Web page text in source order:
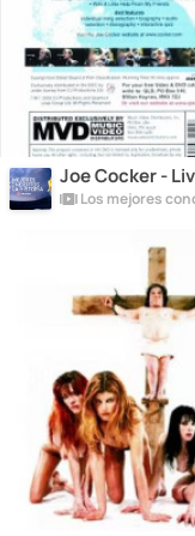
Joe Cocker -
Los mejores